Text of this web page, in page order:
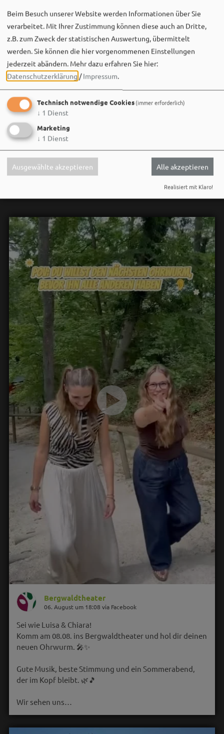
"Pippin aus dem tiefen Brunnen"
Kinderführung durch die Hohenzollernfestung
Wülzburg
MEHR
Social Media
Bergwaldtheater
06. August um 18:08 via Facebook
Sei wie Luisa & Chiara!
Komm am 08.08. ins Bergwaldtheater und hol dir deinen
neuen Ohrwurm. 🎤✨
Gute Musik, beste Stimmung und ein Sommerabend,
der im Kopf bleibt. 🌿🎵
Wir sehen uns…
Beim Besuch unserer Website werden Informationen über Sie
verarbeitet. Mit Ihrer Zustimmung können diese auch an Dritte,
z.B. zum Zweck der statistischen Auswertung, übermittelt
werden. Sie können die hier vorgenommenen Einstellungen
jederzeit abändern. Mehr dazu erfahren Sie hier:
Datenschutzerklärung /Impressum.
Technisch notwendige Cookies(immer erforderlich)
↓ 1 Dienst
Marketing
↓ 1 Dienst
Ausgewählte akzeptieren Alle akzeptieren
Realisiert mit Klaro!